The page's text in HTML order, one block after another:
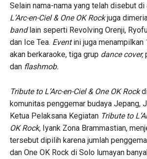
Selain nama-nama yang telah disebut di
L’Arc-en-Ciel & One OK Rockjuga
bandlain seperti Revolving Orenji,
dan Ice Tea. Eventini juga menampilkan
akan berkaraoke, tiga grup dance cover,
dan flashmob.
Tribute to L’Arc-en-Ciel & One OK Rock
komunitas penggemar budaya Jepang,
Ketua Pelaksana Kegiatan Tribute to
OK Rock, Iyank Zona Brammastian,
tersebut dipilih karena jumlah
dan One OK Rock di Solo lumayan